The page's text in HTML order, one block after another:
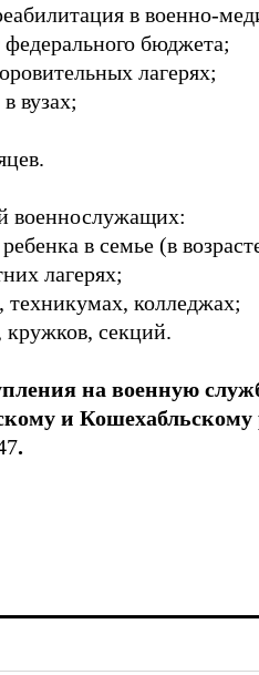
в военно-
федерального бюджета;
лагерях;
вузах;
военнослужащих:
в семье (в
лагерях;
техникумах, колледжах;
кружков, секций.
на военную
и Кошехабльскому
.